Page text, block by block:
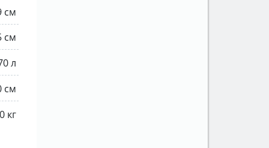
см
см
л
см
кг